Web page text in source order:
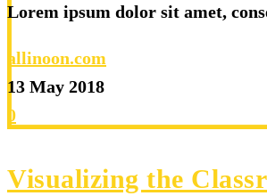
Lorem ipsum dolor sit amet,
allinoon.com
13 May 2018
0
Visualizing the